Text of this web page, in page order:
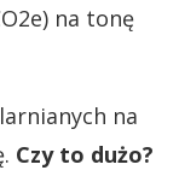
na tonę
na
Czy to dużo?